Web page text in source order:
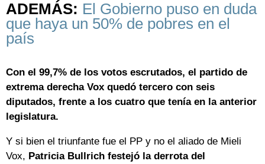
ADEMÁS: El Gobierno puso en duda
que haya un 50% de pobres en el
país
Con el 99,7% de los votos escrutados, el partido de
extrema derecha Vox quedó tercero con seis
diputados, frente a los cuatro que tenía en la anterior
legislatura.
Y si bien el triunfante fue el PP y no el aliado de Mieli
Vox, Patricia Bullrich festejó la derrota del